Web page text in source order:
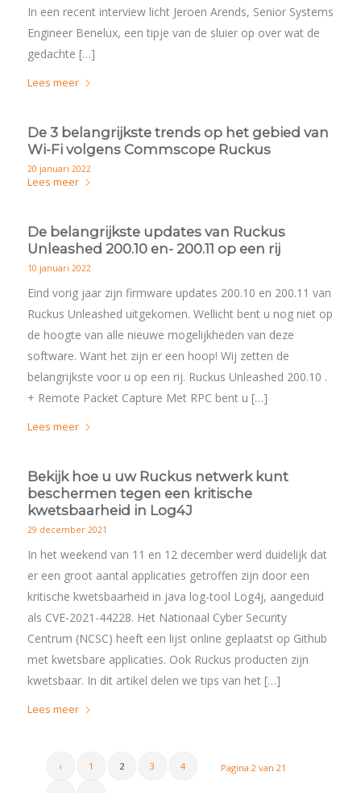
In een recent interview licht Jeroen Arends, Senior Systems
Engineer Benelux, een tipje van de sluier op over wat de
gedachte […]
Lees meer
De 3 belangrijkste trends op het gebied van
Wi-Fi volgens Commscope Ruckus
20 januari 2022
Lees meer
De belangrijkste updates van Ruckus
Unleashed 200.10 en- 200.11 op een rij
10 januari 2022
Eind vorig jaar zijn firmware updates 200.10 en 200.11 van
Ruckus Unleashed uitgekomen. Wellicht bent u nog niet op
de hoogte van alle nieuwe mogelijkheden van deze
software. Want het zijn er een hoop! Wij zetten de
belangrijkste voor u op een rij. Ruckus Unleashed 200.10 .
+ Remote Packet Capture Met RPC bent u […]
Lees meer
Bekijk hoe u uw Ruckus netwerk kunt
beschermen tegen een kritische
kwetsbaarheid in Log4J
29 december 2021
In het weekend van 11 en 12 december werd duidelijk dat
er een groot aantal applicaties getroffen zijn door een
kritische kwetsbaarheid in java log-tool Log4j, aangeduid
als CVE-2021-44228. Het Nationaal Cyber Security
Centrum (NCSC) heeft een lijst online geplaatst op Github
met kwetsbare applicaties. Ook Ruckus producten zijn
kwetsbaar. In dit artikel delen we tips van het […]
Lees meer
Pagina 2 van 21
‹ 1 2 3 4